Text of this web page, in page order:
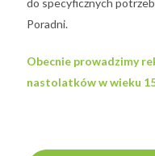
do specyficznych
Poradni.
Obecnie prowadzimy
nastolatków w wieku